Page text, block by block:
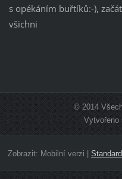
s opékáním buřtíků:-),
všichni
© 2014
Vytvořeno
Zobrazit: Mobilní verzi |